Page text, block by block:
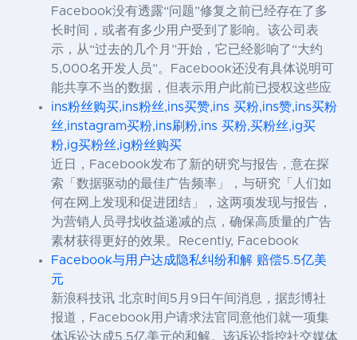
Facebook没有透露“问题”修复之前已经存在了多
长时间，或者有多少用户受到了影响。该公司表
示，从“过去的几个月”开始，它已经影响了“大约
5,000名开发人员”。Facebook还没有具体说明可
能共享不当的数据，但表示用户此前已授权这些应
ins粉丝购买,ins粉丝,ins买赞,ins 买粉,ins赞,ins买粉
丝,instagram买粉,ins刷粉,ins 买粉,买粉丝,ig买
粉,ig买粉丝,ig粉丝购买
近日，Facebook发布了新的研究与报告，意在探
索「数据驱动的最佳广告频率」，与研究「人们如
何在网上发现和促进团结」，这两项发现与报告，
为营销人员寻找收益递减的点，确保高质量的广告
素材获得更好的效果。Recently, Facebook
Facebook与用户达成隐私纠纷和解 赔偿5.5亿美
元
新浪科技讯 北京时间5月9日午间消息，据彭博社
报道，Facebook用户请求法官同意他们就一项集
体诉讼达成5.5亿美元的和解。该诉讼指控社交媒体